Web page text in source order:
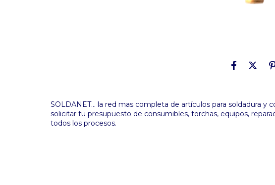
SOLDANET... la red mas completa de artículos para soldadura y
solicitar tu presupuesto de consumibles, torchas, equipos,
todos los procesos.